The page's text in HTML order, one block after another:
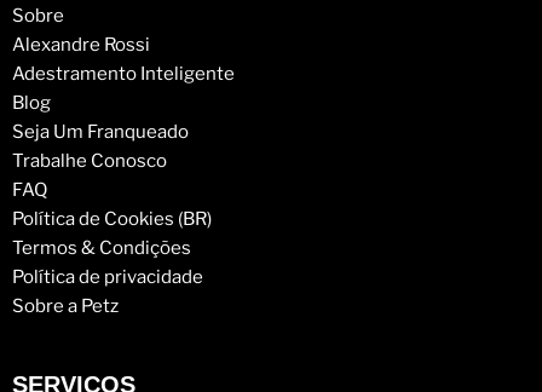
Sobre
Alexandre Rossi
Adestramento Inteligente
Blog
Seja Um Franqueado
Trabalhe Conosco
FAQ
Política de Cookies (BR)
Termos & Condições
Política de privacidade
Sobre a Petz
SERVIÇOS